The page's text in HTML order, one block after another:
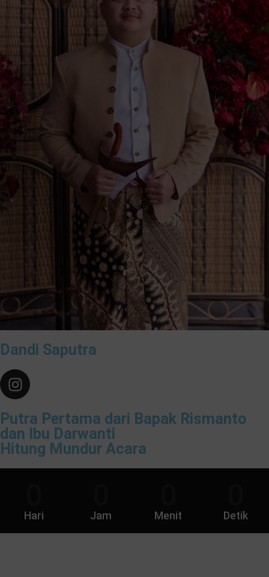
Dandi Saputra
Putra Pertama dari Bapak Rismanto
dan Ibu Darwanti
Hitung Mundur Acara
Hari Jam Menit Detik